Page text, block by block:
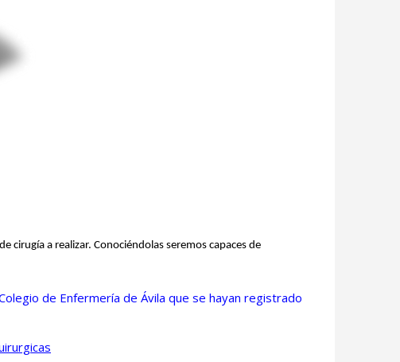
cirugía a realizar. Conociéndolas seremos capaces de
de Enfermería de Ávila que se hayan registrado